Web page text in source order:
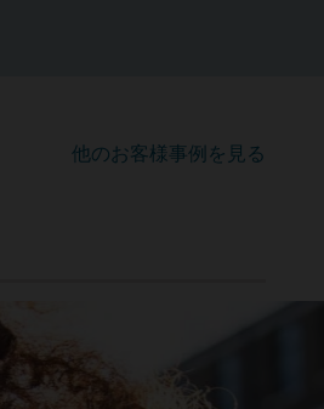
他のお客様事例を見る